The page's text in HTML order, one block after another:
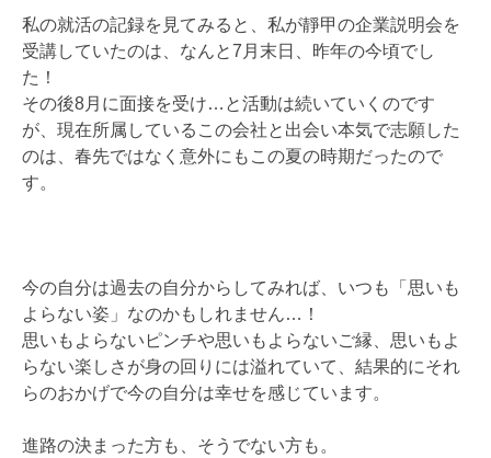
私の就活の記録を見てみると、私が靜甲の企業説明会を
受講していたのは、なんと7月末日、昨年の今頃でし
た！
その後8月に面接を受け…と活動は続いていくのです
が、現在所属しているこの会社と出会い本気で志願した
のは、春先ではなく意外にもこの夏の時期だったので
す。
今の自分は過去の自分からしてみれば、いつも「思いも
よらない姿」なのかもしれません…！
思いもよらないピンチや思いもよらないご縁、思いもよ
らない楽しさが身の回りには溢れていて、結果的にそれ
らのおかげで今の自分は幸せを感じています。
進路の決まった方も、そうでない方も。